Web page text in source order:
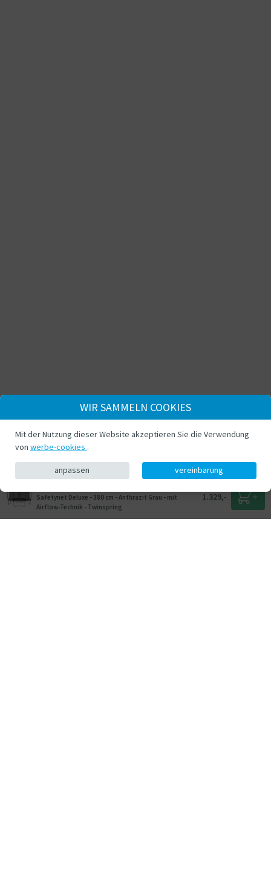
Safetynet Deluxe - 380 cm - Anthrazit Grau - mit
Airflow-Technik - Twinspring
1.329,-
WIR SAMMELN COOKIES
Mit der Nutzung dieser Website akzeptieren Sie die Verwendung
von werbe-cookies .
anpassen vereinbarung